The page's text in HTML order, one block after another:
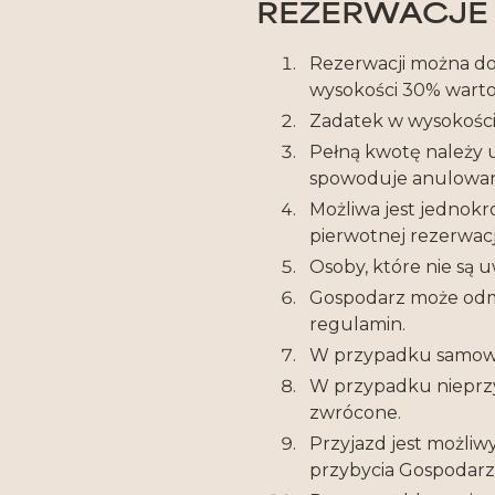
REZERWACJE
Rezerwacji można
wysokości 30%
Zadatek w
Pełną kwotę należy
spowoduje
Możliwa jest
pierwotnej
Osoby, które nie są
Gospodarz może
regulamin.
W przypadku
W przypadku
zwrócone.
Przyjazd jest
przybycia